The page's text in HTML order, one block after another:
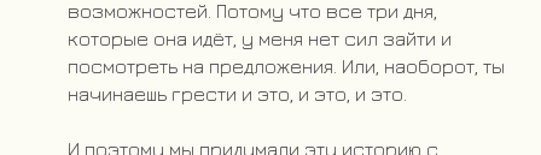
возможностей. Потому что все три дня,
которые она идёт, у меня нет сил зайти и
посмотреть на предложения. Или, наоборот, ты
начинаешь грести и это, и это, и это.
И поэтому мы придумали эту историю с